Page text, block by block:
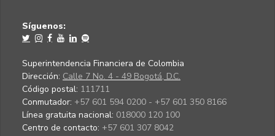
Síguenos:
Superintendencia Financiera de Colombia
Dirección: Calle 7 No. 4 - 49 Bogotá, D.C.
Código postal: 111711
Conmutador: +57 601 594 0200 - +57 601 350 8166
Línea gratuita nacional: 018000 120 100
Centro de contacto: +57 601 307 8042